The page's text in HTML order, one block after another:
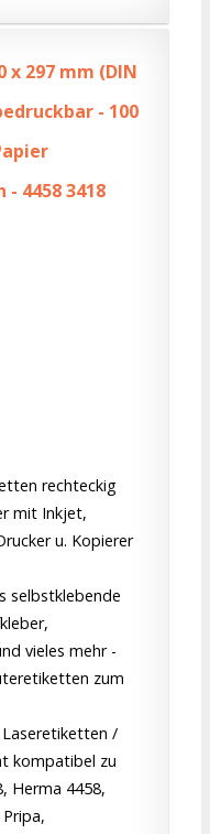
x 297 mm (DIN
- 100
4458 3418
rechteckig
mit Inkjet,
u. Kopierer
selbstklebende
vieles mehr -
zum
/
kompatibel zu
Herma 4458,